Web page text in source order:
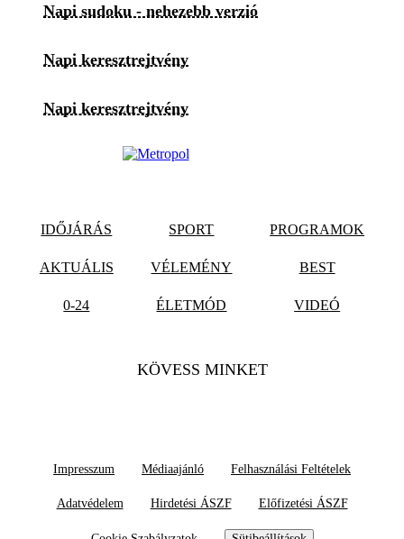
Napi sudoku - nehezebb verzió
Napi keresztrejtvény
Napi keresztrejtvény
IDŐJÁRÁS SPORT PROGRAMOK
AKTUÁLIS VÉLEMÉNY BEST
0-24 ÉLETMÓD VIDEÓ
KÖVESS MINKET
Impresszum Médiaajánló Felhasználási Feltételek
Adatvédelem Hirdetési ÁSZF Előfizetési ÁSZF